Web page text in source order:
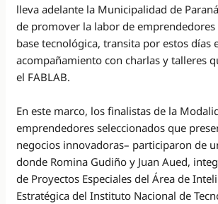
lleva adelante la Municipalidad de
de promover la labor de emprendedores
base tecnológica, transita por estos días
acompañamiento con charlas y talleres
el FABLAB.
En este marco, los finalistas de la
emprendedores seleccionados que
negocios innovadoras– participaron de
donde Romina Gudiño y Juan Aued,
de Proyectos Especiales del Área de
Estratégica del Instituto Nacional de